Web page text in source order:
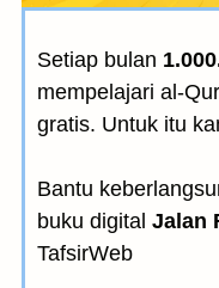
Setiap bulan
mempelajari al-
gratis. Untuk itu
Bantu
buku digital Jalan
TafsirWeb